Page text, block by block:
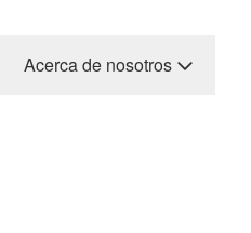
Acerca de nosotros